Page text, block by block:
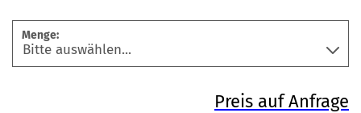
Menge:
Preis auf Anfrage